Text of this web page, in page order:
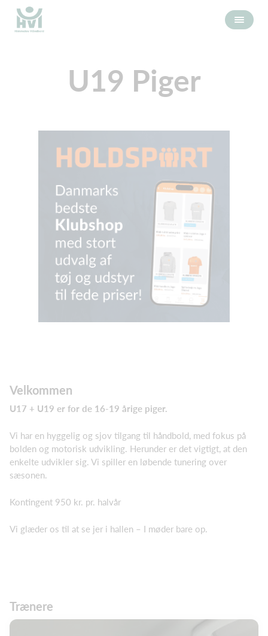
U19 Piger
Velkommen
U17 + U19 er for de 16-19 årige piger.
Vi har en hyggelig og sjov tilgang til håndbold, med fokus på
bolden og motorisk udvikling. Herunder er det vigtigt, at den
enkelte udvikler sig. Vi spiller en løbende tunering over
sæsonen.
Kontingent 950 kr. pr. halvår
Vi glæder os til at se jer i hallen – I møder bare op.
Trænere